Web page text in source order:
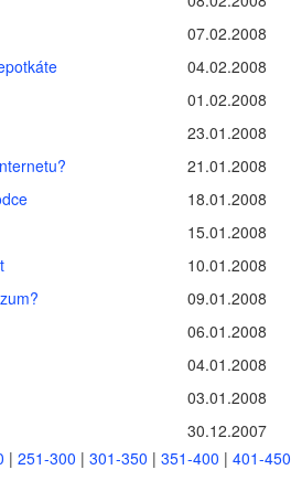
07.02.2008
04.02.2008
01.02.2008
23.01.2008
21.01.2008
18.01.2008
15.01.2008
10.01.2008
09.01.2008
06.01.2008
04.01.2008
03.01.2008
30.12.2007
| 251-300 | 301-350 | 351-400 | 401-450